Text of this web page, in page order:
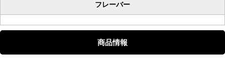
フレーバー
商品情報